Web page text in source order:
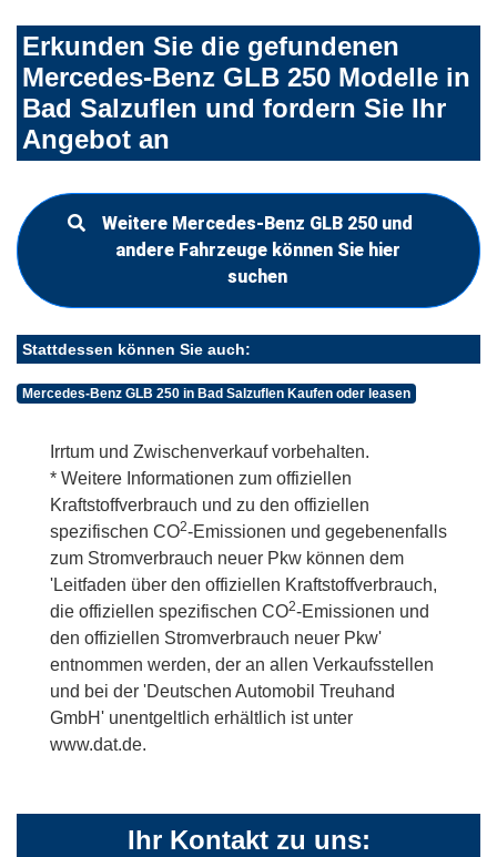
Erkunden Sie die gefundenen
Mercedes-Benz GLB 250 Modelle in
Bad Salzuflen und fordern Sie Ihr
Angebot an
Weitere Mercedes-Benz GLB 250 und
andere Fahrzeuge können Sie hier
suchen
Stattdessen können Sie auch:
Mercedes-Benz GLB 250 in Bad Salzuflen Kaufen oder leasen
Irrtum und Zwischenverkauf vorbehalten.
* Weitere Informationen zum offiziellen
Kraftstoffverbrauch und zu den offiziellen
spezifischen CO2-Emissionen und gegebenenfalls
zum Stromverbrauch neuer Pkw können dem
'Leitfaden über den offiziellen Kraftstoffverbrauch,
die offiziellen spezifischen CO2-Emissionen und
den offiziellen Stromverbrauch neuer Pkw'
entnommen werden, der an allen Verkaufsstellen
und bei der 'Deutschen Automobil Treuhand
GmbH' unentgeltlich erhältlich ist unter
www.dat.de.
Ihr Kontakt zu uns: